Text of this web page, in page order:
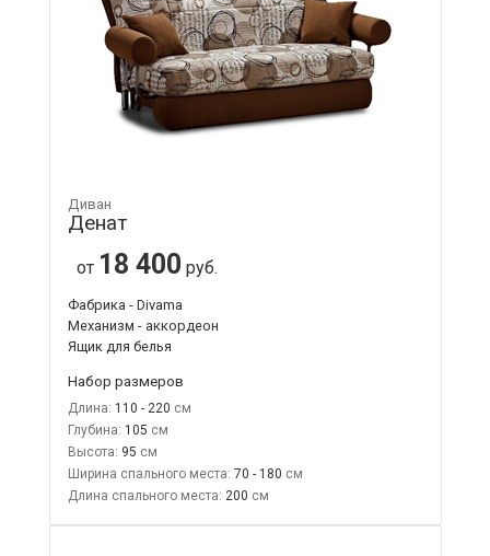
Диван
Денат
от 18 400 руб.
Фабрика - Divama
Механизм - аккордеон
Ящик для белья
Набор размеров
Длина: 110 - 220
Глубина: 105
Высота: 95
Ширина спального места: 70 - 180
Длина спального места: 200